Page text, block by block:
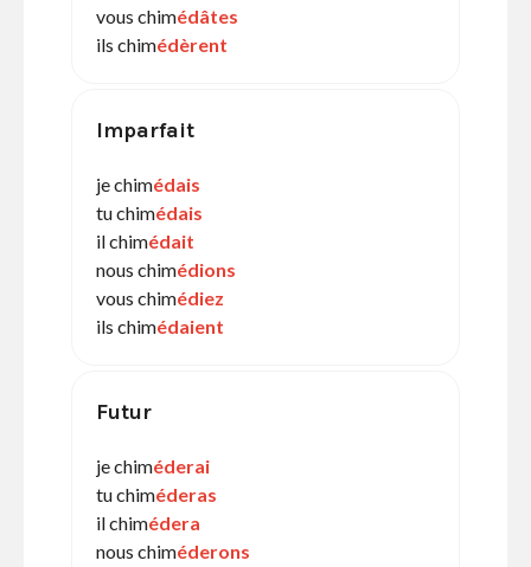
vous chimédâtes
ils chimédèrent
Imparfait
je chimédais
tu chimédais
il chimédait
nous chimédions
vous chimédiez
ils chimédaient
Futur
je chiméderai
tu chiméderas
il chimédera
nous chiméderons